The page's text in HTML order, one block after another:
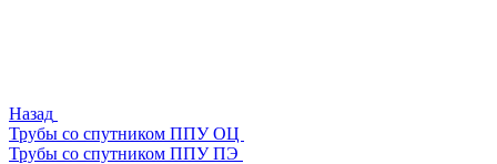
Назад
Трубы со спутником ППУ ОЦ
Трубы со спутником ППУ ПЭ